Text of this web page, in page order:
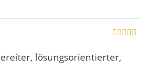
lösungsorientierter,